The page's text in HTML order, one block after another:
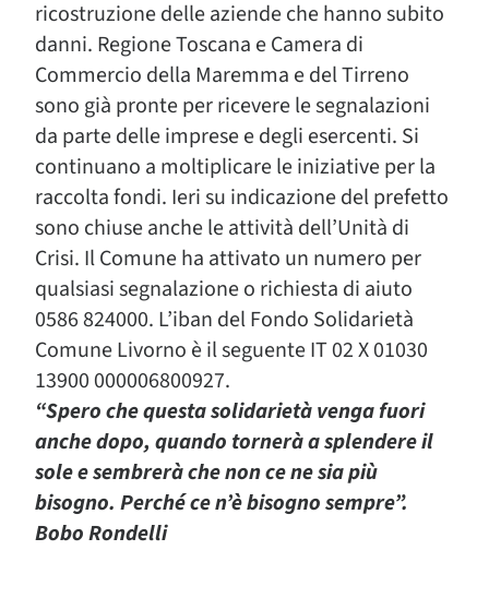
ricostruzione delle aziende che hanno subito
danni. Regione Toscana e Camera di
Commercio della Maremma e del Tirreno
sono già pronte per ricevere le segnalazioni
da parte delle imprese e degli esercenti. Si
continuano a moltiplicare le iniziative per la
raccolta fondi. Ieri su indicazione del prefetto
sono chiuse anche le attività dell’Unità di
Crisi. Il Comune ha attivato un numero per
qualsiasi segnalazione o richiesta di aiuto
0586 824000. L’iban del Fondo Solidarietà
Comune Livorno è il seguente IT 02 X 01030
13900 000006800927.
“Spero che questa solidarietà venga fuori
anche dopo, quando tornerà a splendere il
sole e sembrerà che non ce ne sia più
bisogno. Perché ce n’è bisogno sempre”.
Bobo Rondelli